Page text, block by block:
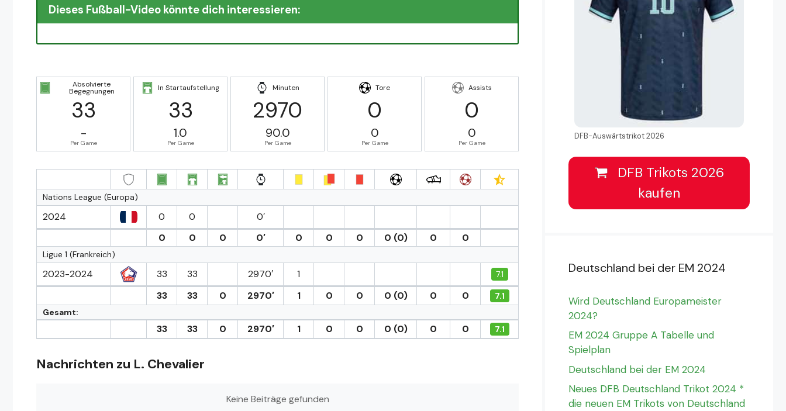
Dieses Fußball-Video könnte dich interessieren:
Absolvierte
Begegnungen
33
-
Per Game
In Startaufstellung
33
1.0
Per Game
Minuten
2970
90.0
Per Game
Tore
0
0
Per Game
Assists
0
0
Per Game
Nations League (Europa)
2024 0 0
0′
0
0 0 0′ 0 0 0 0 (0) 0 0
Ligue 1 (Frankreich)
2023-2024 33 33 2970′ 1 7.1
33 33 0 2970′ 1 0 0 0 (0) 0 0
7.1
Gesamt:
33 33 0 2970′ 1 0 0 0 (0) 0 0 7.1
Nachrichten zu L. Chevalier
Keine Beiträge gefunden
DFB-Auswärtstrikot 2026
DFB Trikots 2026
kaufen
Deutschland bei der EM 2024
Wird Deutschland Europameister
2024?
EM 2024 Gruppe A Tabelle und
Spielplan
Deutschland bei der EM 2024
Neues DFB Deutschland Trikot 2024 *
die neuen EM Trikots von Deutschland